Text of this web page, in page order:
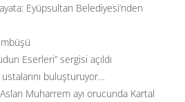
Eyüpsultan Belediyesi’nden
Eserleri” sergisi açıldı
buluşturuyor…
Muharrem ayı orucunda Kartal